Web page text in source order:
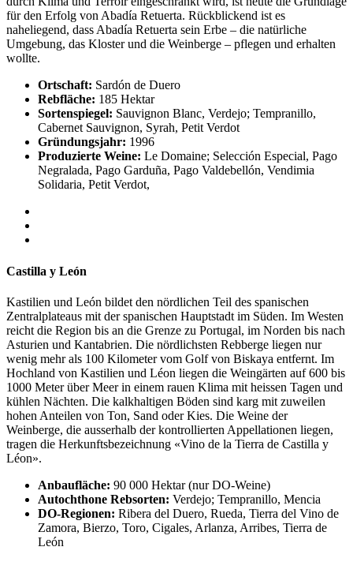
für den Erfolg von Abadía Retuerta. Rückblickend ist es
naheliegend, dass Abadía Retuerta sein Erbe – die natürliche
Umgebung, das Kloster und die Weinberge – pflegen und erhalten
wollte.
Ortschaft: Sardón de Duero
Rebfläche: 185 Hektar
Sortenspiegel: Sauvignon Blanc, Verdejo; Tempranillo,
Cabernet Sauvignon, Syrah, Petit Verdot
Gründungsjahr: 1996
Produzierte Weine: Le Domaine; Selección Especial, Pago
Negralada, Pago Garduña, Pago Valdebellón, Vendimia
Solidaria, Petit Verdot,
Castilla y León
Kastilien und León bildet den nördlichen Teil des spanischen
Zentralplateaus mit der spanischen Hauptstadt im Süden. Im Westen
reicht die Region bis an die Grenze zu Portugal, im Norden bis nach
Asturien und Kantabrien. Die nördlichsten Rebberge liegen nur
wenig mehr als 100 Kilometer vom Golf von Biskaya entfernt. Im
Hochland von Kastilien und Léon liegen die Weingärten auf 600 bis
1000 Meter über Meer in einem rauen Klima mit heissen Tagen und
kühlen Nächten. Die kalkhaltigen Böden sind karg mit zuweilen
hohen Anteilen von Ton, Sand oder Kies. Die Weine der
Weinberge, die ausserhalb der kontrollierten Appellationen liegen,
tragen die Herkunftsbezeichnung «Vino de la Tierra de Castilla y
Léon».
Anbaufläche: 90 000 Hektar (nur DO-Weine)
Autochthone Rebsorten: Verdejo; Tempranillo, Mencia
DO-Regionen: Ribera del Duero, Rueda, Tierra del Vino de
Zamora, Bierzo, Toro, Cigales, Arlanza, Arribes, Tierra de
León